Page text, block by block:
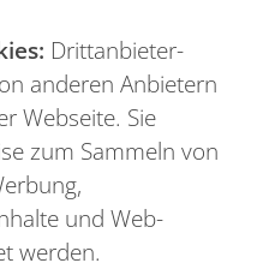
Drittanbieter-
anderen Anbietern
Webseite. Sie
zum Sammeln von
und Web-
werden.